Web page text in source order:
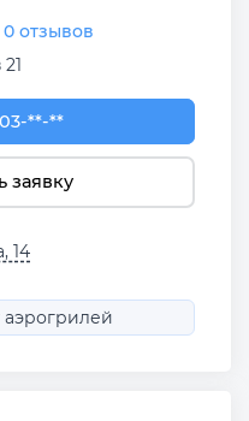
0 отзывов
17-16
**-**
заявку
14